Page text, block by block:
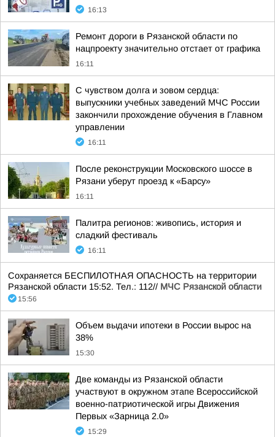
16:13
Ремонт дороги в Рязанской области по
нацпроекту значительно отстает от графика
16:11
С чувством долга и зовом сердца:
выпускники учебных заведений МЧС России
закончили прохождение обучения в Главном
управлении
16:11
После реконструкции Московского шоссе в
Рязани уберут проезд к «Барсу»
16:11
Палитра регионов: живопись, история и
сладкий фестиваль
16:11
Сохраняется БЕСПИЛОТНАЯ ОПАСНОСТЬ на территории
Рязанской области 15:52. Тел.: 112// МЧС Рязанской области
15:56
Объем выдачи ипотеки в России вырос на
38%
15:30
Две команды из Рязанской области
участвуют в окружном этапе Всероссийской
военно-патриотической игры Движения
Первых «Зарница 2.0»
15:29